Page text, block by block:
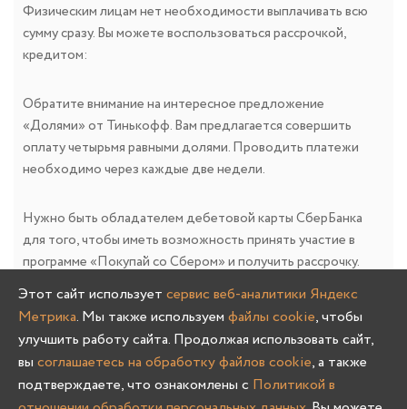
Физическим лицам нет необходимости выплачивать всю
сумму сразу. Вы можете воспользоваться рассрочкой,
кредитом:
Обратите внимание на интересное предложение
«Долями» от Тинькофф. Вам предлагается совершить
оплату четырьмя равными долями. Проводить платежи
необходимо через каждые две недели.
Нужно быть обладателем дебетовой карты СберБанка
для того, чтобы иметь возможность принять участие в
программе «Покупай со Сбером» и получить рассрочку.
После одобрения запроса, поданного в онлайн режиме,
банк предоставит рассрочку, максимальная
продолжительность которой достигает 10 месяцев.
Рассрочки удобны тем, что платеж растягивается во
времени, но за обслуживание заемных средств, платить не
приходится. Таким образом, существенно снижается
Этот сайт использует сервис веб-аналитики Яндекс
Метрика. Мы также используем файлы cookie, чтобы
улучшить работу сайта. Продолжая использовать сайт,
вы соглашаетесь на обработку файлов cookie, а также
подтверждаете, что ознакомлены с Политикой в